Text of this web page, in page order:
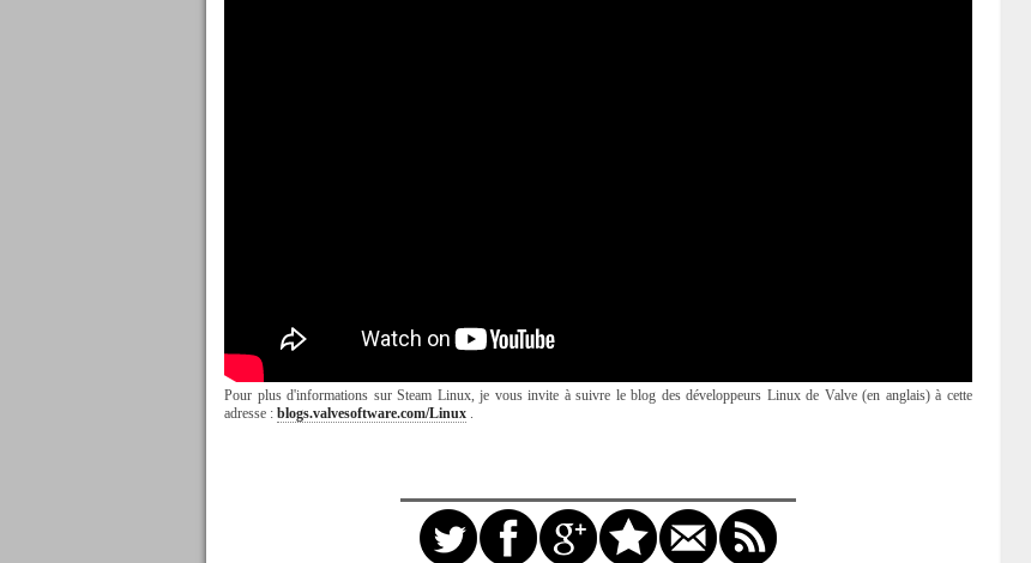
Pour plus d'informations sur Steam Linux, je vous invite à suivre le blog des développeurs Linux de Valve (en anglais) à cette
adresse : blogs.valvesoftware.com/Linux